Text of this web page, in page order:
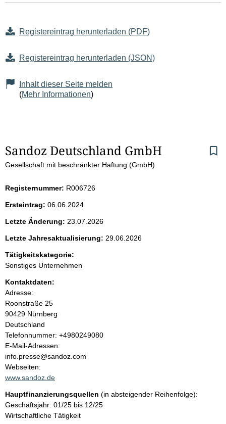
Registereintrag herunterladen (PDF)
Registereintrag herunterladen (JSON)
Inhalt dieser Seite melden
(Mehr Informationen)
S
e
i
t
e
n
i
n
h
a
l
t
Sandoz Deutschland GmbH
Gesellschaft mit beschränkter Haftung (GmbH)
Registernummer: R006726
Ersteintrag: 06.06.2024
Letzte Änderung: 23.07.2026
Letzte Jahresaktualisierung: 29.06.2026
Tätigkeitskategorie:
Sonstiges Unternehmen
Kontaktdaten:
Adresse:
Roonstraße 25
90429 Nürnberg
Deutschland
K
o
n
t
a
t
i
n
Telefonnummer: +4980249080
E-Mail-Adressen:
info.presse@sandoz.com
Webseiten:
www.sandoz.de
Hauptfinanzierungsquellen (in absteigender Reihenfolge):
Geschäftsjahr: 01/25 bis 12/25
Wirtschaftliche Tätigkeit